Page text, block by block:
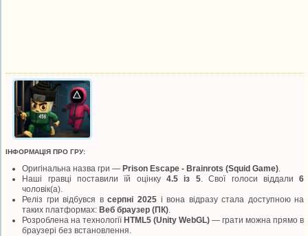
ІНФОРМАЦІЯ ПРО ГРУ:
Оригінальна назва гри —Prison Escape - Brainrots (Squid Game)
Наші гравці поставили їй оцінку4.5 із 5. Свої голоси віддали6
чоловік(а).
Реліз гри відбувся всерпні 2025і вона відразу стала доступною на
таких платформах:Веб браузер (ПК)
Розроблена на технологіїHTML5 (Unity WebGL) — грати можна прямо в
браузері без встановлення.